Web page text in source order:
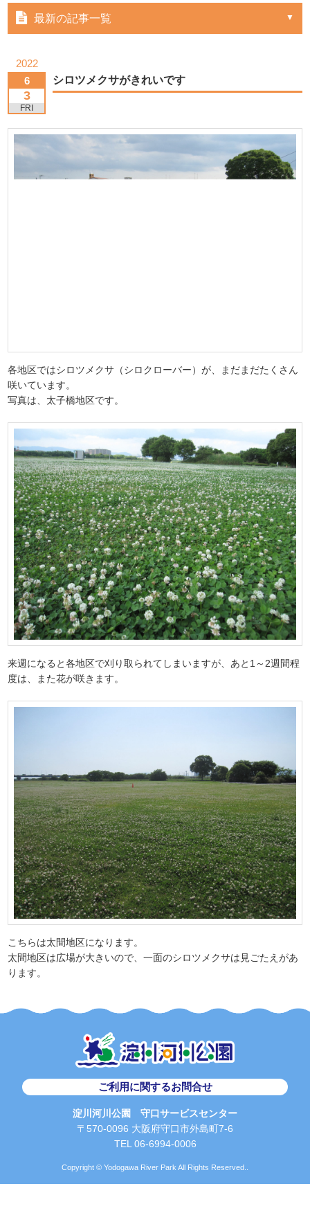
最新の記事一覧
2022
6
3
FRI
シロツメクサがきれいです
各地区ではシロツメクサ（シロクローバー）が、まだまだたくさん
咲いています。
写真は、太子橋地区です。
来週になると各地区で刈り取られてしまいますが、あと1～2週間程
度は、また花が咲きます。
こちらは太間地区になります。
太間地区は広場が大きいので、一面のシロツメクサは見ごたえがあ
ります。
ご利用に関するお問合せ
淀川河川公園 守口サービスセンター
〒570-0096 大阪府守口市外島町7-6
TEL 06-6994-0006
Copyright © Yodogawa River Park All Rights Reserved..